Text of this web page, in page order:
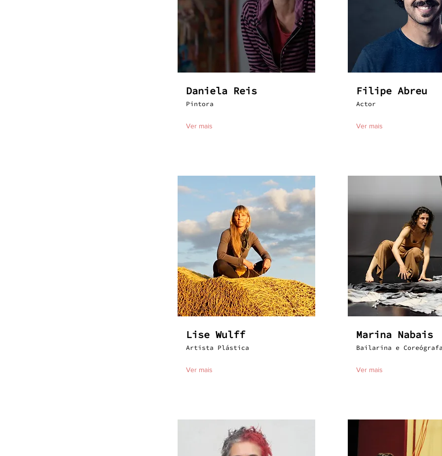
Daniela Reis
Pintora
Ver mais
Lise Wulff
Artista Plástica
Ver mais
Filipe Abreu
Actor
Ver mais
Marina Nabais
Bailarina e
Ver mais